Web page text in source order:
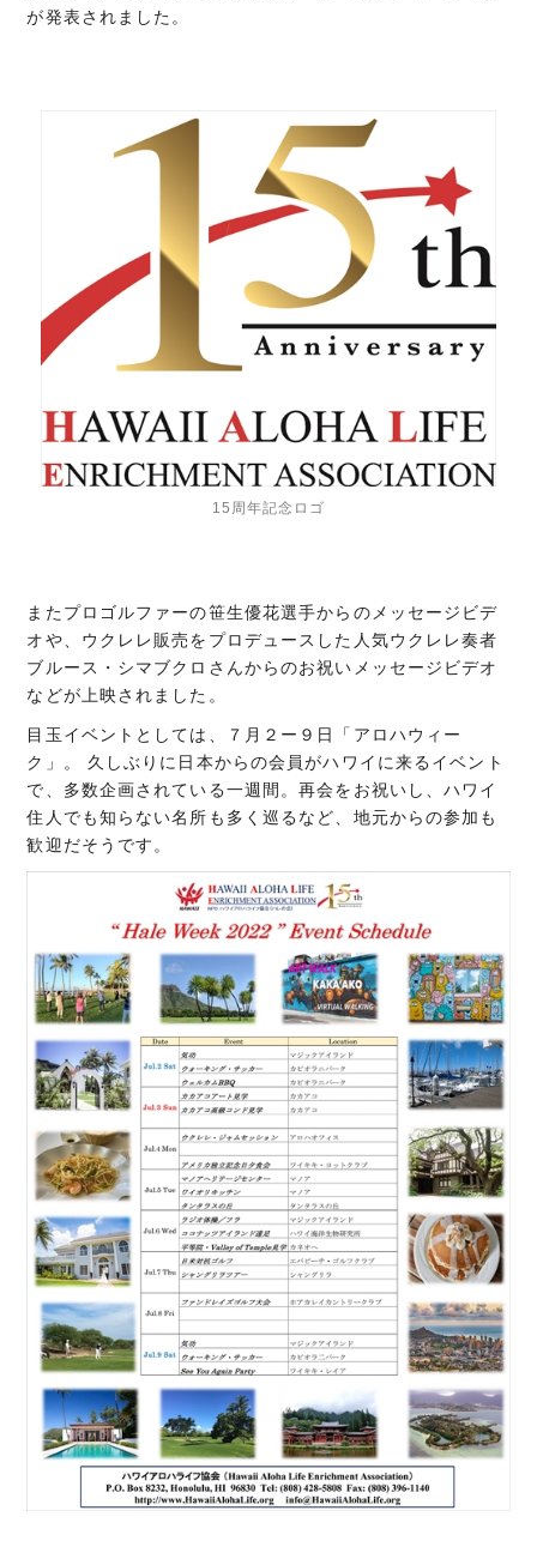
が発表されました。
15周年記念ロゴ
またプロゴルファーの笹生優花選手からのメッセージビデ
オや、ウクレレ販売をプロデュースした人気ウクレレ奏者
ブルース・シマブクロさんからのお祝いメッセージビデオ
などが上映されました。
目玉イベントとしては、７月２ー９日「アロハウィー
ク」。 久しぶりに日本からの会員がハワイに来るイベント
で、多数企画されている一週間。再会をお祝いし、ハワイ
住人でも知らない名所も多く巡るなど、地元からの参加も
歓迎だそうです。